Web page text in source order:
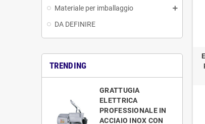
Materiale per imballaggio
DA DEFINIRE
TRENDING
GRATTUGIA
ELETTRICA
PROFESSIONALE IN
ACCIAIO INOX CON